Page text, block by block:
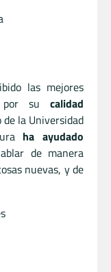
las mejores
por su calidad
la Universidad
ha ayudado
de manera
nuevas, y de